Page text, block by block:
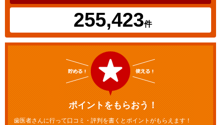
255,423件
ポイントをもらおう！
歯医者さんに行って口コミ・評判を書くとポイントがもらえます！